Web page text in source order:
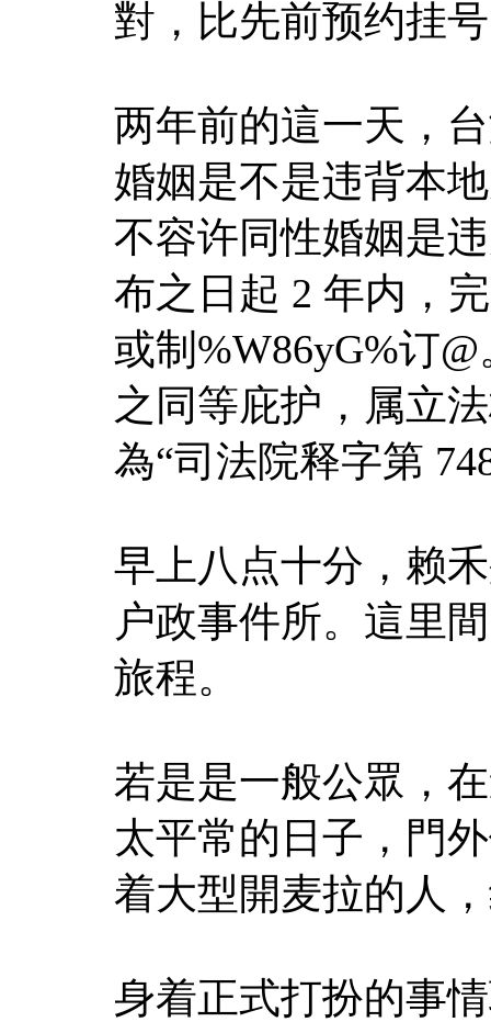
對，比先前预约挂
两年前的這一天，
婚姻是不是违背本
不容许同性婚姻是
布之日起 2 年内，
或制%W86yG%订
之同等庇护，属立
為“司法院释字第
早上八点十分，赖
户政事件所。這里
旅程。
若是是一般公眾，
太平常的日子，門
着大型開麦拉的人
身着正式打扮的事